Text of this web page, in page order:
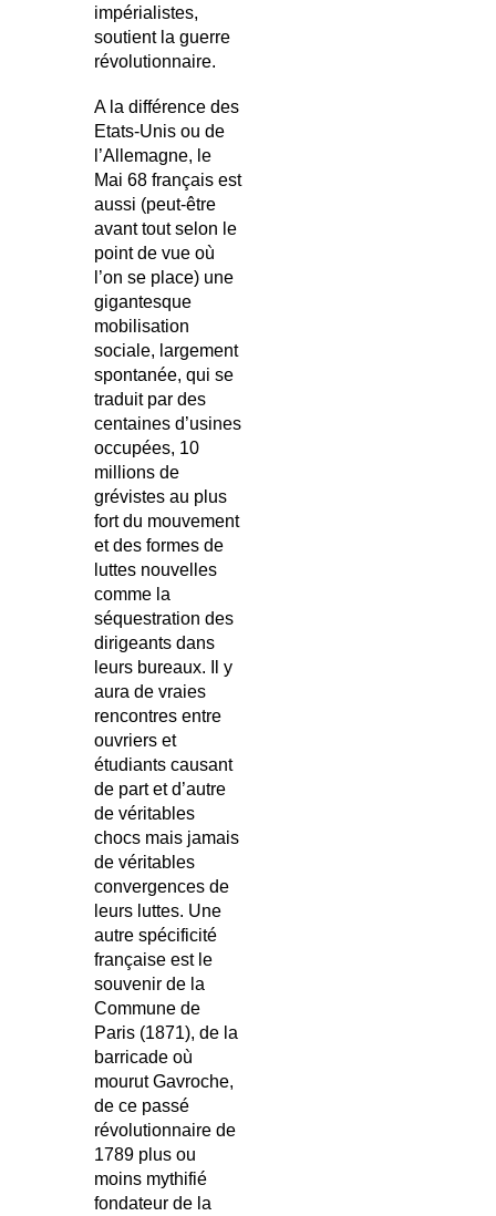
impérialistes,
soutient la guerre
révolutionnaire.
A la différence des
Etats-Unis ou de
l’Allemagne, le
Mai 68 français est
aussi (peut-être
avant tout selon le
point de vue où
l’on se place) une
gigantesque
mobilisation
sociale, largement
spontanée, qui se
traduit par des
centaines d’usines
occupées, 10
millions de
grévistes au plus
fort du mouvement
et des formes de
luttes nouvelles
comme la
séquestration des
dirigeants dans
leurs bureaux. Il y
aura de vraies
rencontres entre
ouvriers et
étudiants causant
de part et d’autre
de véritables
chocs mais jamais
de véritables
convergences de
leurs luttes. Une
autre spécificité
française est le
souvenir de la
Commune de
Paris (1871), de la
barricade où
mourut Gavroche,
de ce passé
révolutionnaire de
1789 plus ou
moins mythifié
fondateur de la